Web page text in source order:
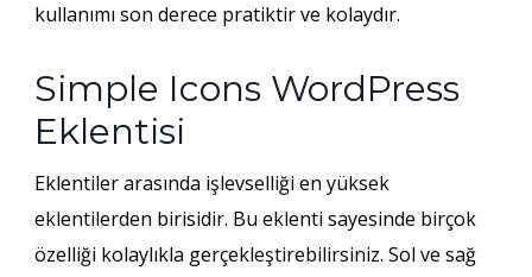
kullanımı son derece pratiktir ve kolaydır.
Simple Icons WordPress
Eklentisi
Eklentiler arasında işlevselliği en yüksek
eklentilerden birisidir. Bu eklenti sayesinde birçok
özelliği kolaylıkla gerçekleştirebilirsiniz. Sol ve sağ